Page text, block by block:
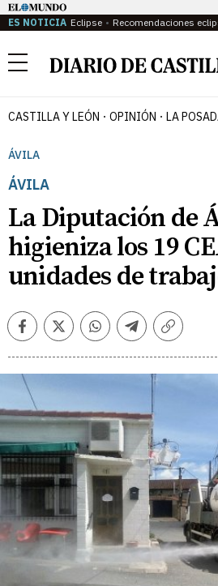
ES NOTICIA Eclipse Recomendaciones
Menú
CASTILLA Y LEÓN OPINIÓN LA
ÁVILA
ÁVILA
La Diputación de
higieniza los 19
unidades de
FacebookTwitterWhatsappTelegramCopiar